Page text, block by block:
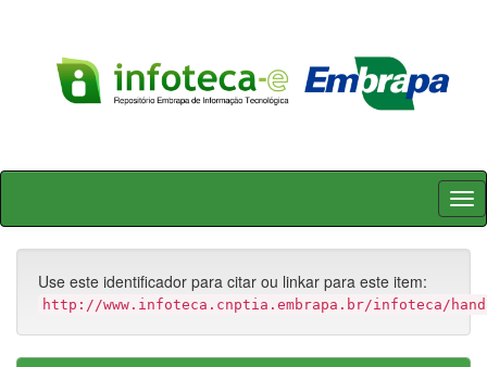
Skip
Use este identificador para citar ou linkar para este item:
http://www.infoteca.cnptia.embrapa.br/infoteca/